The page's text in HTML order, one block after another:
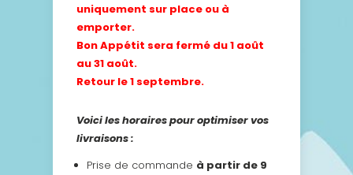
uniquement sur place ou à
emporter.
Bon Appétit sera fermé du 1 août
au 31 août.
Retour le 1 septembre.
Voici les horaires pour optimiser vos
livraisons :
Prise de commande à partir de 9